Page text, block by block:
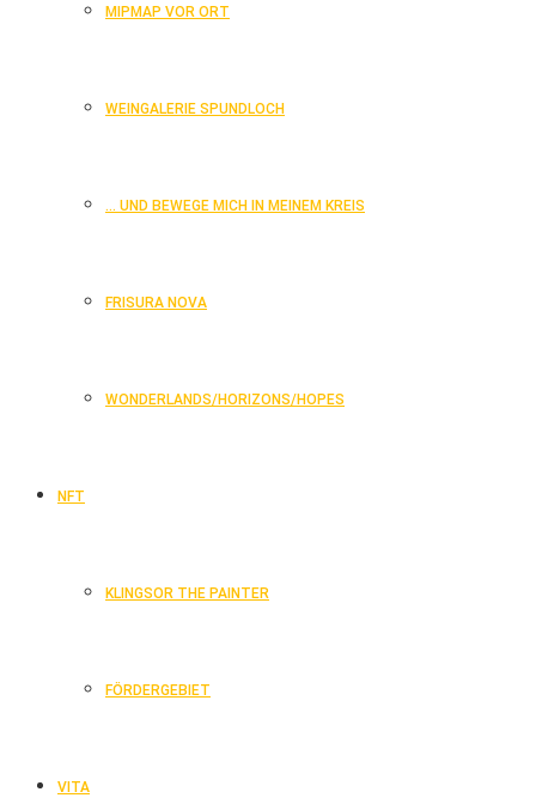
MIPMAP VOR ORT
WEINGALERIE SPUNDLOCH
… UND BEWEGE MICH IN MEINEM KREIS
FRISURA NOVA
WONDERLANDS/HORIZONS/HOPES
NFT
KLINGSOR THE PAINTER
FÖRDERGEBIET
VITA